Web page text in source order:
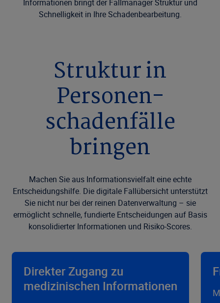
Informationen bringt der Fallmanager Struktur und
Schnelligkeit in Ihre Schadenbearbeitung.
Struktur in
Personen­
schadenfälle
bringen
Machen Sie aus Informationsvielfalt eine echte
Entscheidungshilfe. Die digitale Fallübersicht unterstützt
Sie nicht nur bei der reinen Datenverwaltung – sie
ermöglicht schnelle, fundierte Entscheidungen auf Basis
konsolidierter Informationen und Risiko-Scores.
Direkter Zugang zu
medizinischen Informationen